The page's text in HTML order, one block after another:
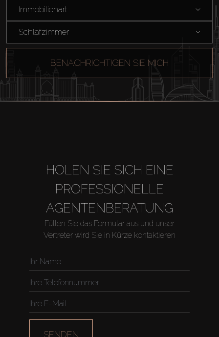
Kaufen
Immobilienart
Schlafzimmer
BENACHRICHTIGEN SIE MICH
HOLEN SIE SICH EINE
PROFESSIONELLE
AGENTENBERATUNG
Füllen Sie das Formular aus und unser
Vertreter wird Sie in Kürze kontaktieren
SENDEN